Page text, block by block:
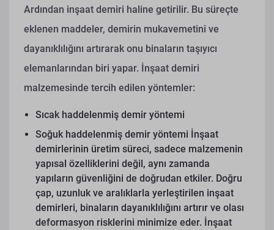
Ardından inşaat demiri haline getirilir. Bu süreçte
eklenen maddeler, demirin mukavemetini ve
dayanıklılığını artırarak onu binaların taşıyıcı
elemanlarından biri yapar. İnşaat demiri
malzemesinde tercih edilen yöntemler:
Sıcak haddelenmiş demir yöntemi
Soğuk haddelenmiş demir yöntemi İnşaat
demirlerinin üretim süreci, sadece malzemenin
yapısal özelliklerini değil, aynı zamanda
yapıların güvenliğini de doğrudan etkiler. Doğru
çap, uzunluk ve aralıklarla yerleştirilen inşaat
demirleri, binaların dayanıklılığını artırır ve olası
deformasyon risklerini minimize eder. İnşaat